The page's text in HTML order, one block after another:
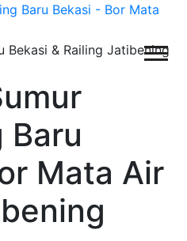
Mata Air